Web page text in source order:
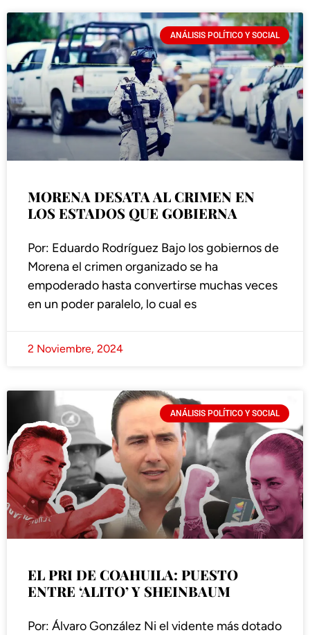
ANÁLISIS POLÍTICO Y SOCIAL
MORENA DESATA AL CRIMEN EN
LOS ESTADOS QUE GOBIERNA
Por: Eduardo Rodríguez Bajo los gobiernos de
Morena el crimen organizado se ha
empoderado hasta convertirse muchas veces
en un poder paralelo, lo cual es
2 Noviembre, 2024
ANÁLISIS POLÍTICO Y SOCIAL
EL PRI DE COAHUILA: PUESTO
ENTRE ‘ALITO’ Y SHEINBAUM
Por: Álvaro González Ni el vidente más dotado